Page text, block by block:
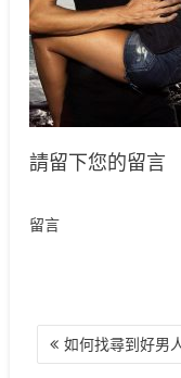
請留下您的留言
留言
文
章 如何找尋到好男